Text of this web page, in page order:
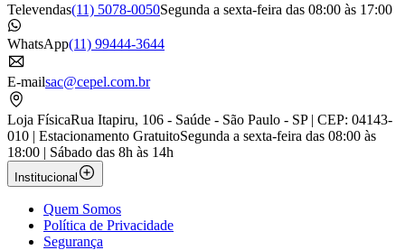
Televendas(11) 5078-0050Segunda a sexta-feira das 08:00 às 17:00
WhatsApp(11) 99444-3644
E-mailsac@cepel.com.br
Loja FísicaRua Itapiru, 106 - Saúde - São Paulo - SP | CEP: 04143-
010 | Estacionamento GratuitoSegunda a sexta-feira das 08:00 às
18:00 | Sábado das 8h às 14h
Institucional
Quem Somos
Política de Privacidade
Segurança